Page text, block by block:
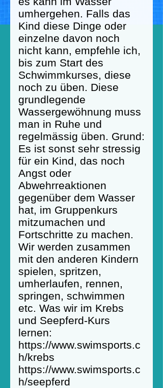
umhergehen. Falls das
Kind diese Dinge oder
einzelne davon noch
nicht kann, empfehle ich,
bis zum Start des
Schwimmkurses, diese
noch zu üben. Diese
grundlegende
Wassergewöhnung muss
man in Ruhe und
regelmässig üben. Grund:
Es ist sonst sehr stressig
für ein Kind, das noch
Angst oder
Abwehrreaktionen
gegenüber dem Wasser
hat, im Gruppenkurs
mitzumachen und
Fortschritte zu machen.
Wir werden zusammen
mit den anderen Kindern
spielen, spritzen,
umherlaufen, rennen,
springen, schwimmen
etc. Was wir im Krebs
und Seepferd-Kurs
lernen:
https://www.swimsports.c
h/krebs
https://www.swimsports.c
h/seepferd